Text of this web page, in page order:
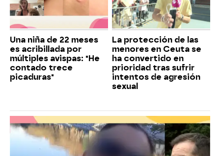
Una niña de 22 meses
es acribillada por
múltiples avispas: "He
contado trece
picaduras"
La protección de las
menores en Ceuta se
ha convertido en
prioridad tras sufrir
intentos de agresión
sexual